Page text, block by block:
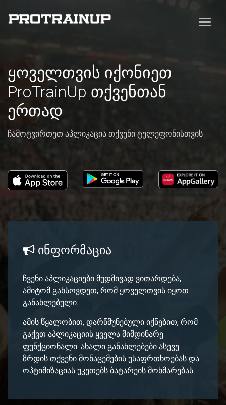
ყოველთვის იქონიეთ
ProTrainUp თქვენთან
ერთად
ჩამოტვირთეთ აპლიკაცია თქვენი ტელეფონისთვის
ინფორმაცია
ჩვენი აპლიკაციები მუდმივად ვითარდება,
ამიტომ გახსოვდეთ, რომ ყოველთვის იყოთ
განახლებული.
ამის წყალობით, დარწმუნებული იქნებით, რომ
გაქვთ აპლიკაციის ყველა მიმდინარე
ფუნქციონალი. ახალი განახლებები ასევე
ზრდის თქვენი მონაცემების უსაფრთხოებას და
ოპტიმიზაციას უკეთებს ბატარეის მოხმარებას.